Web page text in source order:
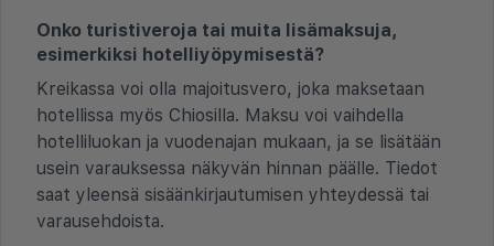
Onko turistiveroja tai muita lisämaksuja,
esimerkiksi hotelliyöpymisestä?
Kreikassa voi olla majoitusvero, joka maksetaan
hotellissa myös Chiosilla. Maksu voi vaihdella
hotelliluokan ja vuodenajan mukaan, ja se lisätään
usein varauksessa näkyvän hinnan päälle. Tiedot
saat yleensä sisäänkirjautumisen yhteydessä tai
varausehdoista.